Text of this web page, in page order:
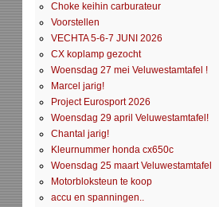
Choke keihin carburateur
Voorstellen
VECHTA 5-6-7 JUNI 2026
CX koplamp gezocht
Woensdag 27 mei Veluwestamtafel !
Marcel jarig!
Project Eurosport 2026
Woensdag 29 april Veluwestamtafel!
Chantal jarig!
Kleurnummer honda cx650c
Woensdag 25 maart Veluwestamtafel
Motorbloksteun te koop
accu en spanningen..